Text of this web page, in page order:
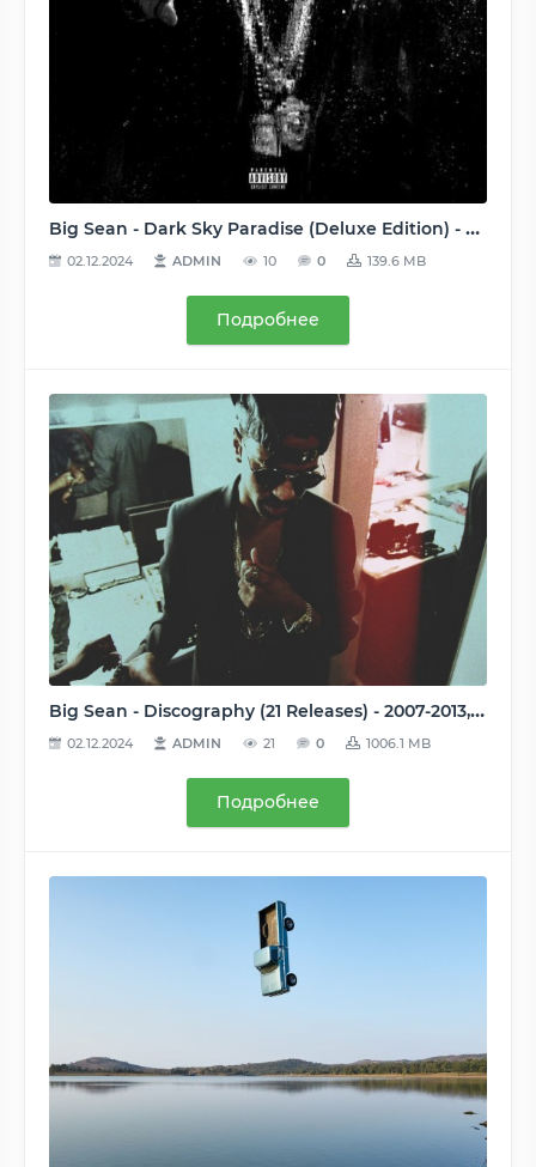
Big Sean - Dark Sky Paradise (Deluxe Edition) - 2015, MP3, 320 kbps
02.12.2024 ADMIN 10 0 139.6 MB
Подробнее
Big Sean - Discography (21 Releases) - 2007-2013, MP3/M4A, 192-320 kbps
02.12.2024 ADMIN 21 0 1006.1 MB
Подробнее